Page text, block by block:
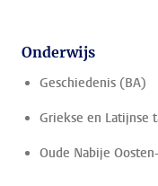
Onderwijs
Geschiedenis (BA)
Griekse en Latijnse
Oude Nabije